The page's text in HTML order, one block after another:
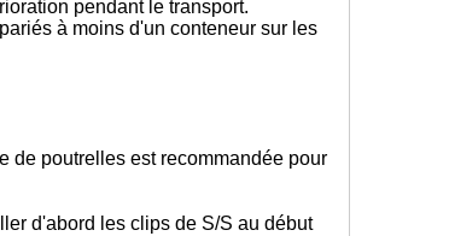
pendant le transport.
à moins d'un conteneur sur les
de poutrelles est recommandée pour
d'abord les clips de S/S au début